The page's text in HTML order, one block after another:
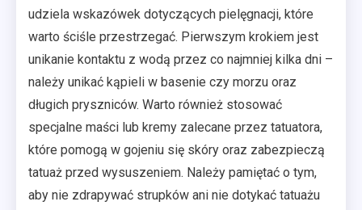
udziela wskazówek dotyczących pielęgnacji, które
warto ściśle przestrzegać. Pierwszym krokiem jest
unikanie kontaktu z wodą przez co najmniej kilka dni –
należy unikać kąpieli w basenie czy morzu oraz
długich pryszniców. Warto również stosować
specjalne maści lub kremy zalecane przez tatuatora,
które pomogą w gojeniu się skóry oraz zabezpieczą
tatuaż przed wysuszeniem. Należy pamiętać o tym,
aby nie zdrapywać strupków ani nie dotykać tatuażu